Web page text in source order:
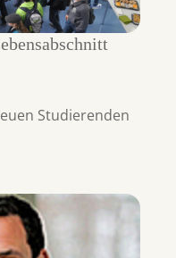
Studierenden